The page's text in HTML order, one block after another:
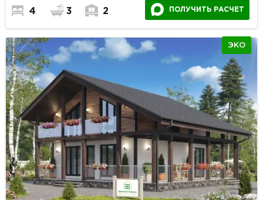
4 3 2 ПОЛУЧИТЬ РАСЧЕТ
ЭКО